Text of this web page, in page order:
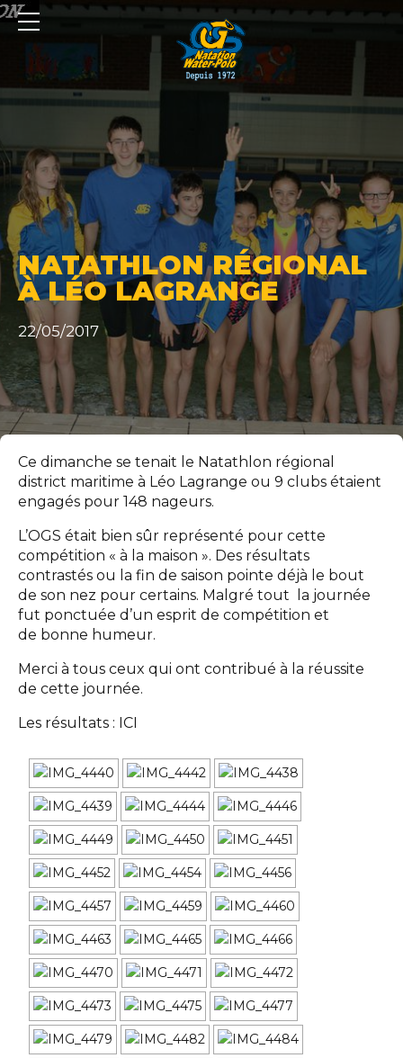
NATATHLON RÉGIONAL
À LÉO LAGRANGE
22/05/2017
Ce dimanche se tenait le Natathlon régional
district maritime à Léo Lagrange ou 9 clubs étaient
engagés pour 148 nageurs.
L’OGS était bien sûr représenté pour cette
compétition « à la maison ». Des résultats
contrastés ou la fin de saison pointe déjà le bout
de son nez pour certains. Malgré tout la journée
fut ponctuée d’un esprit de compétition et
de bonne humeur.
Merci à tous ceux qui ont contribué à la réussite
de cette journée.
Les résultats : ICI
Panneau de gestion des cookies